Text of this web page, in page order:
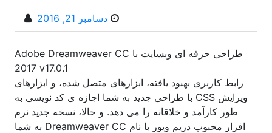
دسامبر 21, 2016
طراحی حرفه ای وبسایت با Adobe Dreamweaver CC
2017 v17.0.1
رابط کاربری بهبود یافته، ابزارهای متصل شده، و ابزارهای
ویرایش CSS با طراحی جدید به شما اجازه ی کد نویسی به
طور کارآمد و خلاقانه را می دهد. و حالا، نسخه جدید نرم
افزار محبوب دریم ویور با نام Dreamweaver CC به شما